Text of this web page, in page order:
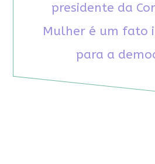
presidente da
Mulher é um fato
para a